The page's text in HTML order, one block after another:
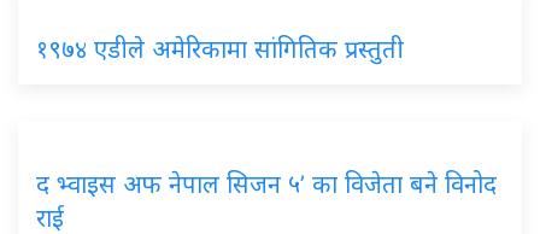
१९७४ एडीले अमेरिकामा सांगितिक प्रस्तुती
द भ्वाइस अफ नेपाल सिजन ५’ का विजेता बने विनोद
राई